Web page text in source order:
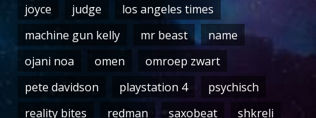
joyce
judge
los angeles times
machine gun kelly
mr beast
name
ojani noa
omen
omroep zwart
pete davidson
playstation 4
psychisch
reality bites
redman saxobeat shkreli